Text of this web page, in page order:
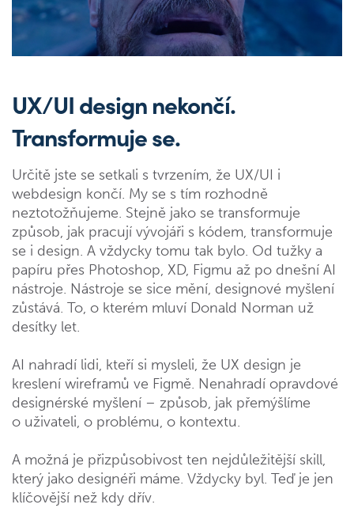
UX/UI design nekončí.
Transformuje se.
Určitě jste se setkali s tvrzením, že UX/UI i
webdesign končí. My se s tím rozhodně
neztotožňujeme. Stejně jako se transformuje
způsob, jak pracují vývojáři s kódem, transformuje
se i design. A vždycky tomu tak bylo. Od tužky a
papíru přes Photoshop, XD, Figmu až po dnešní AI
nástroje. Nástroje se sice mění, designové myšlení
zůstává. To, o kterém mluví Donald Norman už
desítky let.
AI nahradí lidi, kteří si mysleli, že UX design je
kreslení wireframů ve Figmě. Nenahradí opravdové
designérské myšlení – způsob, jak přemýšlíme
o uživateli, o problému, o kontextu.
A možná je přizpůsobivost ten nejdůležitější skill,
který jako designéři máme. Vždycky byl. Teď je jen
klíčovější než kdy dřív.